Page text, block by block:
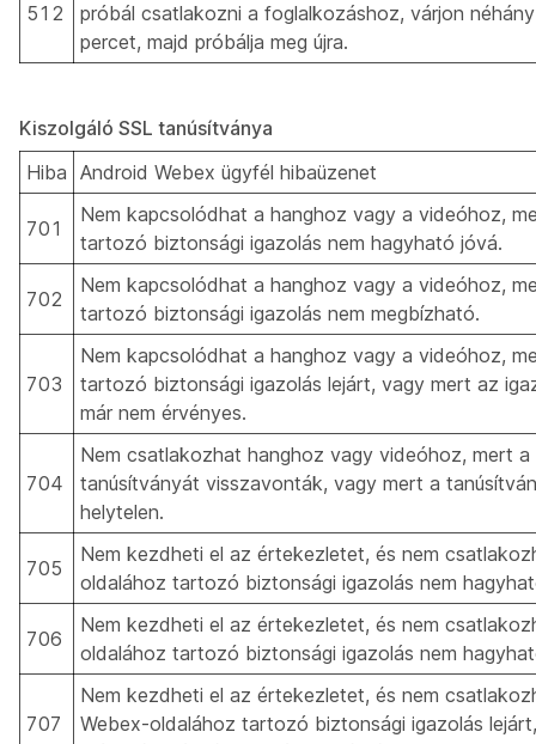
512
próbál csatlakozni a foglalkozáshoz, várjon néhány
percet, majd próbálja meg újra.
Kiszolgáló SSL tanúsítványa
Hiba Android Webex ügyfél hibaüzenet
701
Nem kapcsolódhat a hanghoz vagy a videóhoz,
tartozó biztonsági igazolás nem hagyható jóvá.
702
Nem kapcsolódhat a hanghoz vagy a videóhoz,
tartozó biztonsági igazolás nem megbízható.
703
Nem kapcsolódhat a hanghoz vagy a videóhoz,
tartozó biztonsági igazolás lejárt, vagy mert az
már nem érvényes.
704
Nem csatlakozhat hanghoz vagy videóhoz, mert
tanúsítványát visszavonták, vagy mert a
helytelen.
705
Nem kezdheti el az értekezletet, és nem
oldalához tartozó biztonsági igazolás nem
706
Nem kezdheti el az értekezletet, és nem
oldalához tartozó biztonsági igazolás nem
707
Nem kezdheti el az értekezletet, és nem
Webex-oldalához tartozó biztonsági igazolás